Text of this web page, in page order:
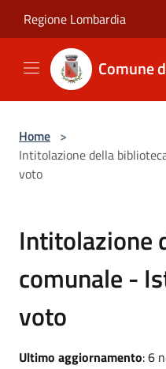
Regione Lombardia
Comune
Home >
Intitolazione della
voto
Intitolazione
comunale -
voto
Ultimo aggiornamento: 6